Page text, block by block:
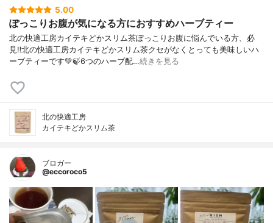
5.00
ぽっこりお腹が気になる方におすすめハーブティー
北の快適工房カイテキどかスリム茶ぽっこりお腹に悩んでいる方、必
見‼️北の快適工房カイテキどかスリム茶クセがなくとっても美味しいハ
ーブティーです💚🍃6つのハーブ配…続きを見る
北の快適工房
カイテキどかスリム茶
ブロガー
@eccoroco5